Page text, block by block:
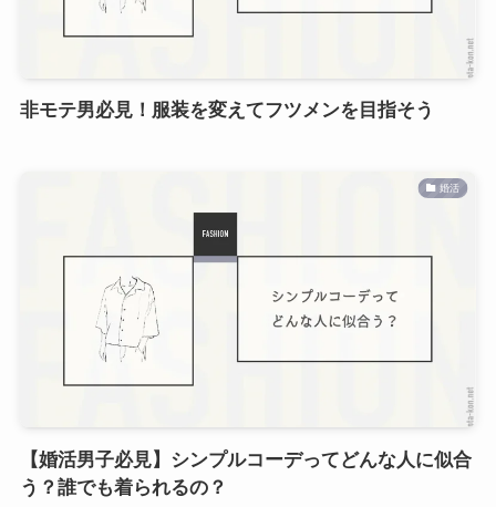
非モテ男必見！服装を変えてフツメンを目指そう
婚活
【婚活男子必見】シンプルコーデってどんな人に似合
う？誰でも着られるの？